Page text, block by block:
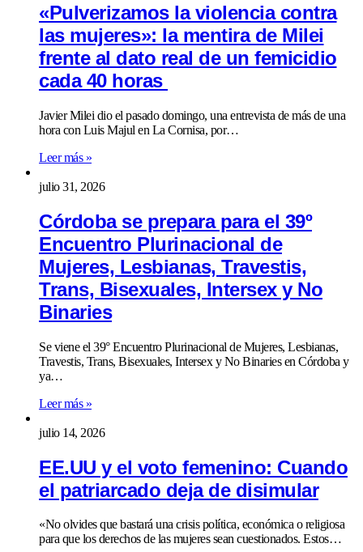
«Pulverizamos la violencia contra
las mujeres»: la mentira de Milei
frente al dato real de un femicidio
cada 40 horas
Javier Milei dio el pasado domingo, una entrevista de más de una
hora con Luis Majul en La Cornisa, por…
Leer más »
julio 31, 2026
Córdoba se prepara para el 39º
Encuentro Plurinacional de
Mujeres, Lesbianas, Travestis,
Trans, Bisexuales, Intersex y No
Binaries
Se viene el 39° Encuentro Plurinacional de Mujeres, Lesbianas,
Travestis, Trans, Bisexuales, Intersex y No Binaries en Córdoba y
ya…
Leer más »
julio 14, 2026
EE.UU y el voto femenino: Cuando
el patriarcado deja de disimular
«No olvides que bastará una crisis política, económica o religiosa
para que los derechos de las mujeres sean cuestionados. Estos…